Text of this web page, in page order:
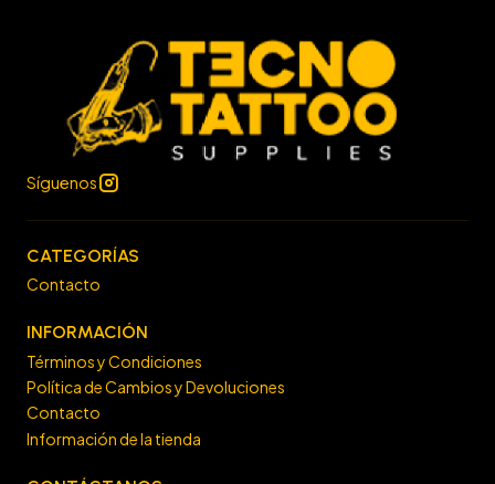
Síguenos
CATEGORÍAS
Contacto
INFORMACIÓN
Términos y Condiciones
Política de Cambios y Devoluciones
Contacto
Información de la tienda